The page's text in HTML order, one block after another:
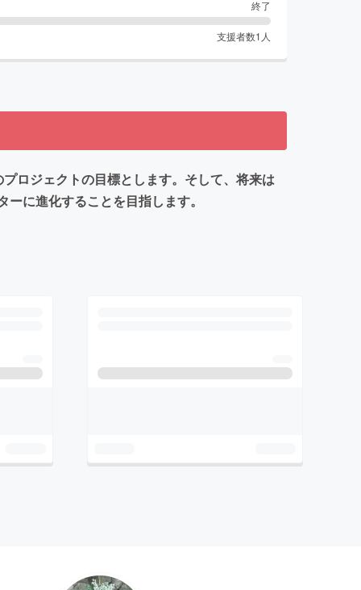
終了
支援者数1 人
ロジェクトの目標とします。そして、将来は
に進化することを目指します。